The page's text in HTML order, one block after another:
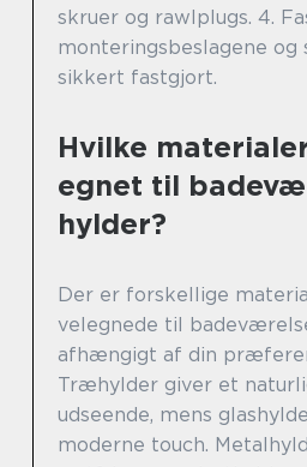
skruer og rawlplugs. 4.
monteringsbeslagene og
sikkert fastgjort.
Hvilke
egnet til
hylder?
Der er forskellige
velegnede til
afhængigt af din
Træhylder giver et
udseende, mens
moderne touch.